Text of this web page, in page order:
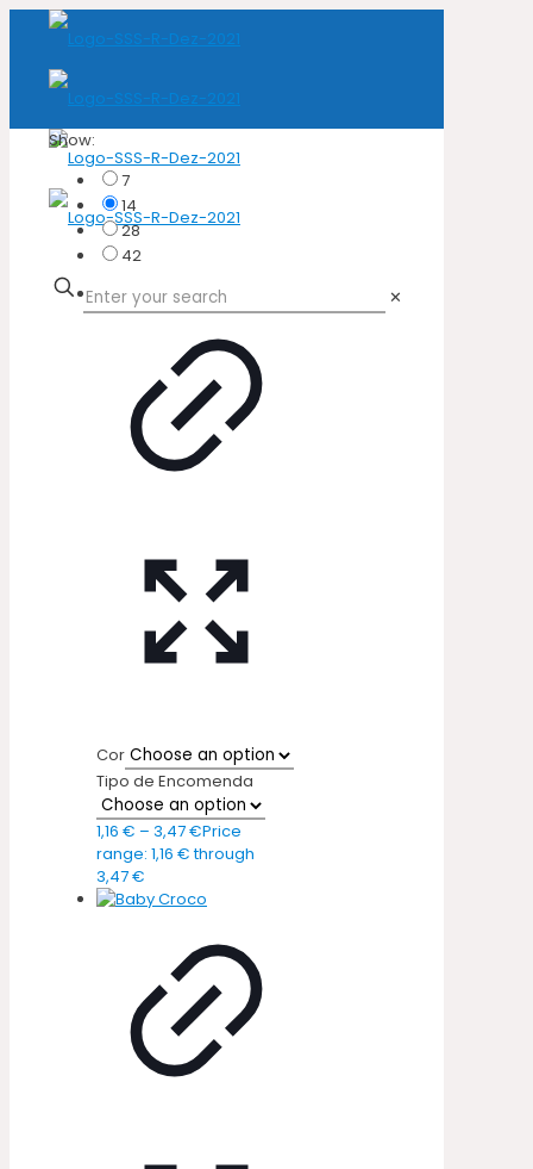
✕
Show:
7
14
28
42
Cor
Tipo de Encomenda
1,16 € – 3,47€Price
range: 1,16 € through
3,47 €